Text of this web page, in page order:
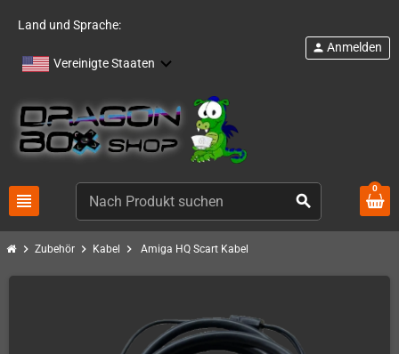
Land und Sprache:
Vereinigte Staaten
view_headline search
person Anmelden
0
chevron_right Zubehör chevron_right Kabel chevron_right Amiga HQ Scart Kabel